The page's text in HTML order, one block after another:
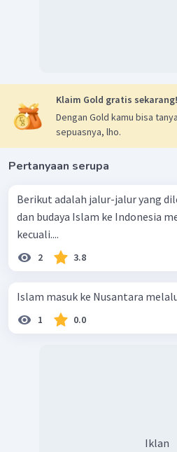
Klaim Gold gratis sekarang!
Dengan Gold kamu bisa
sepuasnya, lho.
Pertanyaan serupa
Berikut adalah jalur-jalur yang
dan budaya Islam ke Indonesia
kecuali....
2 3.8
Islam masuk ke Nusantara
1 0.0
Iklan